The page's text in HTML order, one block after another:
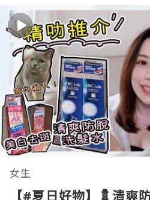
女生
【#夏日好物】💈清爽